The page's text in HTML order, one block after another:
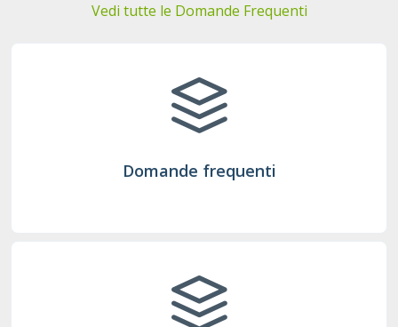
Vedi tutte le Domande Frequenti
Domande frequenti